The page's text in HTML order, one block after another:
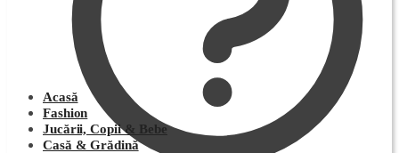
Acasă
Fashion
Jucării, Copii & Bebe
Casă & Grădină